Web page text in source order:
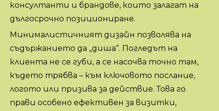
консултанти и брандове, които залагат на
дългосрочно позициониране.
Минималистичният дизайн позволява на
съдържанието да „диша“. Погледът на
клиента не се губи, а се насочва точно там,
където трябва – към ключовото послание,
логото или призива за действие. Това го
прави особено ефективен за визитки,